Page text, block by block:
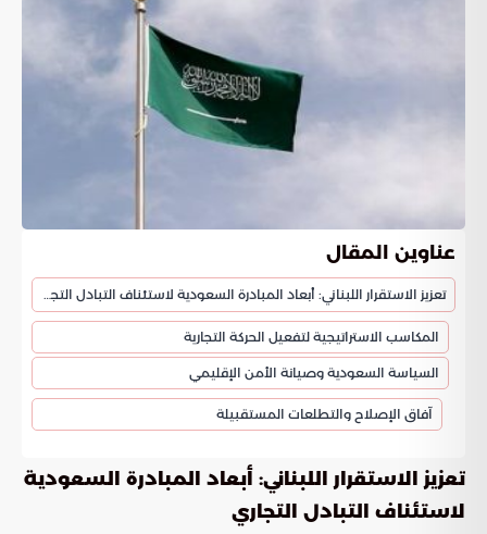
عناوين المقال
تعزيز الاستقرار اللبناني: أبعاد المبادرة السعودية لاستئناف التبادل التجاري
المكاسب الاستراتيجية لتفعيل الحركة التجارية
السياسة السعودية وصيانة الأمن الإقليمي
آفاق الإصلاح والتطلعات المستقبيلة
تعزيز الاستقرار اللبناني: أبعاد المبادرة السعودية
لاستئناف التبادل التجاري